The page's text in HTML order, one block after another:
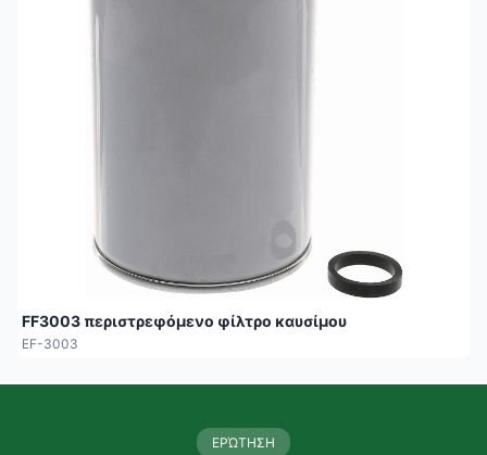
FF3003 περιστρεφόμενο φίλτρο καυσίμου
EF-3003
ΕΡΏΤΗΣΗ